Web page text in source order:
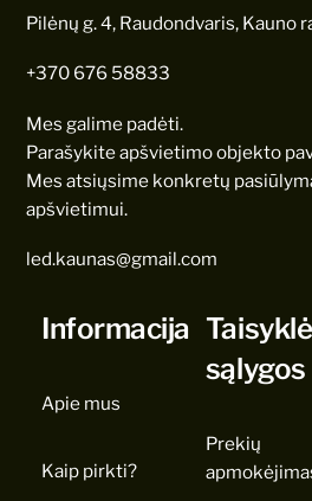
Pilėnų g. 4, Raudondvaris, Kauno
+370 676 58833
Mes galime padėti.
Parašykite apšvietimo objekto
Mes atsiųsime konkretų
apšvietimui.
led.kaunas@gmail.com
Informacija
Apie mus
Kaip pirkti?
sąlygos
Prekių